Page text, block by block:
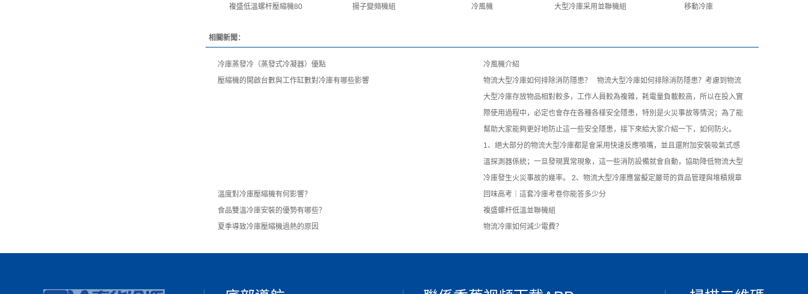
複盛低溫螺杆壓縮機80 揚子變頻機組 冷風機 大型冷庫采用並聯機組 移動冷庫
相關新聞：
冷庫蒸發冷（蒸發式冷凝器）優點
冷風機介紹
壓縮機的開啟台數與工作缸數對冷庫有哪些影響
物流大型冷庫如何排除消防隱患？ 物流大型冷庫如何排除消防隱患？考慮到物流
大型冷庫存放物品相對較多，工作人員較為複雜，耗電量負載較高，所以在投入實
際使用過程中，必定也會存在各種各樣安全隱患，特別是火災事故等情況；為了能
幫助大家能夠更好地防止這一些安全隱患，接下來給大家介紹一下，如何防火。
1、絕大部分的物流大型冷庫都是會采用快速反應噴嘴，並且還附加安裝吸氣式感
溫探測器係統；一旦發現異常現象，這一些消防設備就會自動，協助降低物流大型
冷庫發生火災事故的幾率。 2、物流大型冷庫應當擬定嚴苛的貨品管理與堆積規章
溫度對冷庫壓縮機有何影響？
回味高考｜這套冷庫考卷你能答多少分
食品雙溫冷庫安裝的優勢有哪些？
複盛螺杆低溫並聯機組
夏季導致冷庫壓縮機過熱的原因
物流冷庫如何減少電費？